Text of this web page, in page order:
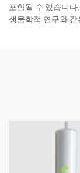
포함될 수 있습니
생물학적 연구와